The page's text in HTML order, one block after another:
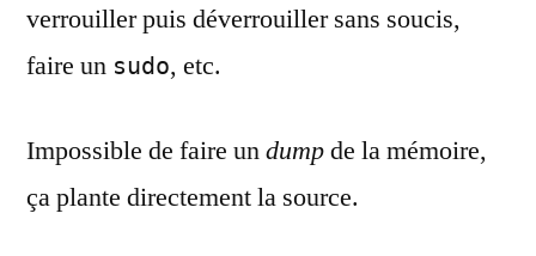
verrouiller puis déverrouiller sans soucis,
faire un sudo, etc.
Impossible de faire undumpde la mémoire,
ça plante directement la source.